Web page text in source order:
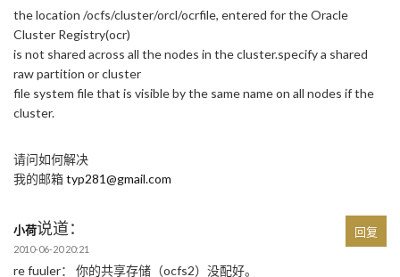
the location /ocfs/cluster/orcl/ocrfile, entered for the Oracle
Cluster Registry(ocr)
is not shared across all the nodes in the cluster.specify a shared
raw partition or cluster
file system file that is visible by the same name on all nodes if the
cluster.
请问如何解决
我的邮箱typ281@gmail.com
小荷说道：
2010-06-20 20:21
re fuuler： 你的共享存储（ocfs2）没配好。
回复